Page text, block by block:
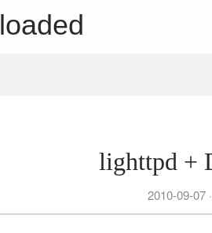
lighttpd +
2010-09-07